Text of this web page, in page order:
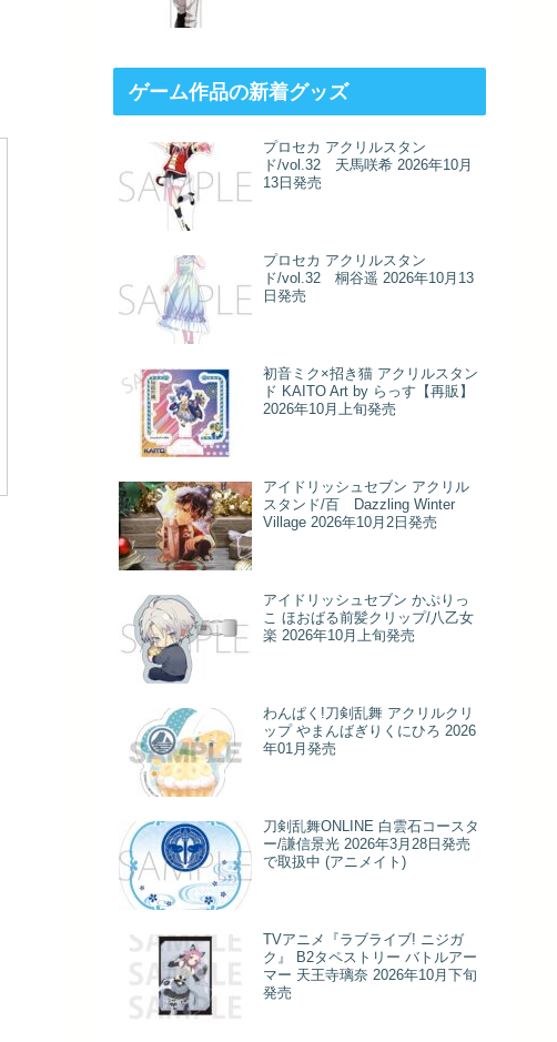
ゲーム作品の新着グッズ
プロセカ アクリルスタン
ド/vol.32 天馬咲希 2026年10月
13日発売
プロセカ アクリルスタン
ド/vol.32 桐谷遥 2026年10月13
日発売
初音ミク×招き猫 アクリルスタン
ド KAITO Art by らっす【再販】
2026年10月上旬発売
アイドリッシュセブン アクリル
スタンド/百 Dazzling Winter
Village 2026年10月2日発売
アイドリッシュセブン かぷりっ
こ ほおばる前髪クリップ/八乙女
楽 2026年10月上旬発売
わんぱく!刀剣乱舞 アクリルクリ
ップ やまんばぎりくにひろ 2026
年01月発売
刀剣乱舞ONLINE 白雲石コースタ
ー/謙信景光 2026年3月28日発売
で取扱中 (アニメイト)
TVアニメ『ラブライブ! ニジガ
ク』 B2タペストリー バトルアー
マー 天王寺璃奈 2026年10月下旬
発売